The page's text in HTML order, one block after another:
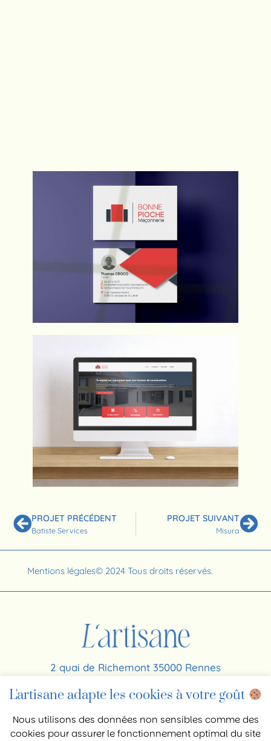
PROJET PRÉCÉDENT
Batiste Services
PROJET SUIVANT
Misura
Mentions légales© 2024 Tous droits réservés.
2 quai de Richemont 35000 Rennes
contact@agence-lartisane.com
L'artisane adapte les cookies à votre goût
Nous utilisons des données non sensibles comme des
cookies pour assurer le fonctionnement optimal du site